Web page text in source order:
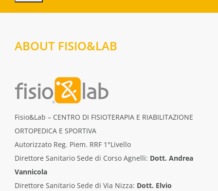
ABOUT FISIO&LAB
Fisio&Lab – CENTRO DI FISIOTERAPIA E RIABILITAZIONE
ORTOPEDICA E SPORTIVA
Autorizzato Reg. Piem. RRF 1°Livello
Direttore Sanitario Sede di Corso Agnelli: Dott. Andrea
Vannicola
Direttore Sanitario Sede di Via Nizza: Dott. Elvio